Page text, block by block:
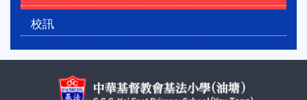
校訊